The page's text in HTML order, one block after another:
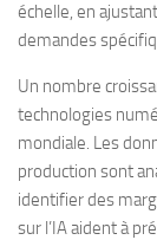
échelle, en
demandes
Un nombre
technologies
mondiale. Les
production sont
identifier des
sur l’IA aident à